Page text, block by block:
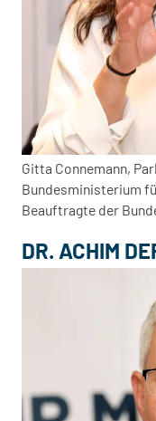
Gitta Connemann,
Bundesministerium
Beauftragte der
DR. ACHIM